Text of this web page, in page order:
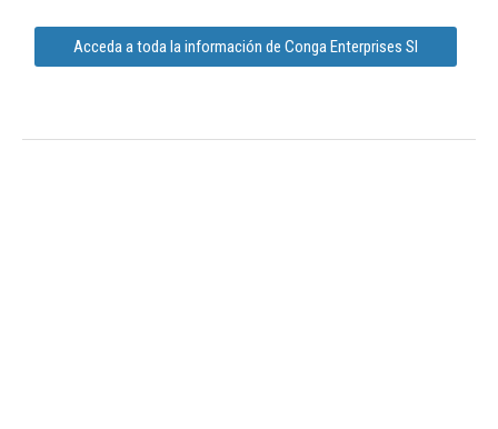
Acceda a toda la información de Conga Enterprises Sl